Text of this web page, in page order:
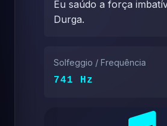
Eu saúdo a força
Durga.
Solfeggio / Frequência
741 Hz